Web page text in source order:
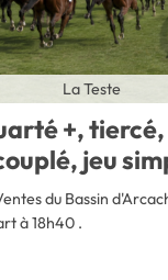
La Teste
+, tiercé,
jeu
du Bassin
à 18h40 .